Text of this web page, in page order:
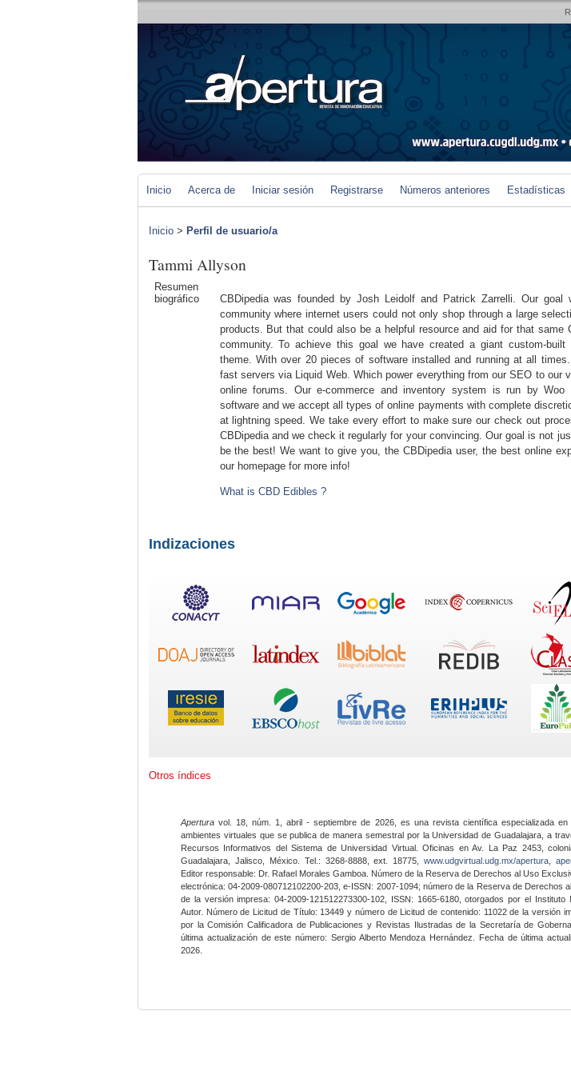
Inicio Acerca de Iniciar sesión Registrarse Números anteriores Estadísticas
Inicio > Perfil de usuario/a
Tammi Allyson
Resumen
biográfico
CBDipedia was founded by Josh Leidolf and Patrick Zarrelli. Our goal
community where internet users could not only shop through a large
products. But that could also be a helpful resource and aid for that same
community. To achieve this goal we have created a giant custom-built
theme. With over 20 pieces of software installed and running at all
fast servers via Liquid Web. Which power everything from our SEO to our
online forums. Our e-commerce and inventory system is run by Woo
software and we accept all types of online payments with complete
at lightning speed. We take every effort to make sure our check out
CBDipedia and we check it regularly for your convincing. Our goal is not
be the best! We want to give you, the CBDipedia user, the best online
our homepage for more info!
What is CBD Edibles ?
Indizaciones
Otros índices
Apertura vol. 18, núm. 1, abril - septiembre de 2026, es una revista científica especializada en
ambientes virtuales que se publica de manera semestral por la Universidad de Guadalajara, a
Recursos Informativos del Sistema de Universidad Virtual. Oficinas en Av. La Paz 2453,
Guadalajara, Jalisco, México. Tel.: 3268-8888, ext. 18775,www.udgvirtual.udg.mx/apertura
Editor responsable: Dr. Rafael Morales Gamboa. Número de la Reserva de Derechos al Uso
electrónica: 04-2009-080712102200-203, e-ISSN: 2007-1094; número de la Reserva de Derechos
de la versión impresa: 04-2009-121512273300-102, ISSN: 1665-6180, otorgados por el Instituto
Autor. Número de Licitud de Título: 13449 y número de Licitud de contenido: 11022 de la versión
por la Comisión Calificadora de Publicaciones y Revistas Ilustradas de la Secretaría de
última actualización de este número: Sergio Alberto Mendoza Hernández. Fecha de última
2026.